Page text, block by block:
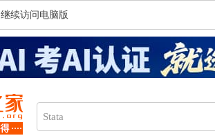
继续访问电脑版